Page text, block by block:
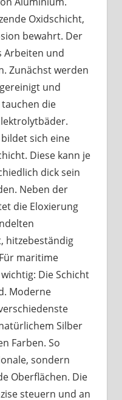
Oxidschicht,
bewahrt. Der
Arbeiten und
Zunächst werden
und
die
sich eine
Diese kann je
dick sein
Neben der
die Eloxierung
hitzebeständig
maritime
Die Schicht
Moderne
Silber
Farben. So
sondern
Oberflächen. Die
steuern und an